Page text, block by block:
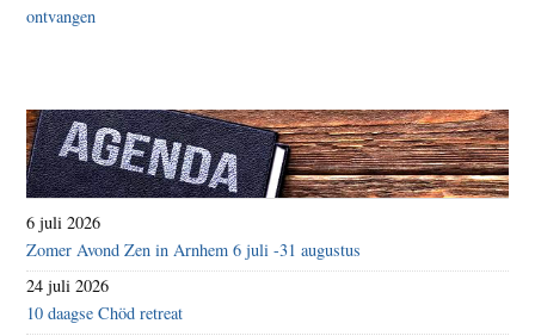
6 juli 2026
Zomer Avond Zen in Arnhem 6 juli -31 augustus
24 juli 2026
10 daagse Chöd retreat